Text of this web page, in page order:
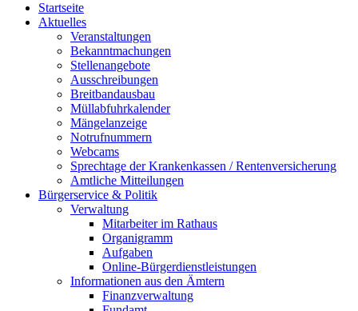
Startseite
Aktuelles
Veranstaltungen
Bekanntmachungen
Stellenangebote
Ausschreibungen
Breitbandausbau
Müllabfuhrkalender
Mängelanzeige
Notrufnummern
Webcams
Sprechtage der Krankenkassen / Rentenversicherung
Amtliche Mitteilungen
Bürgerservice & Politik
Verwaltung
Mitarbeiter im Rathaus
Organigramm
Aufgaben
Online-Bürgerdienstleistungen
Informationen aus den Ämtern
Finanzverwaltung